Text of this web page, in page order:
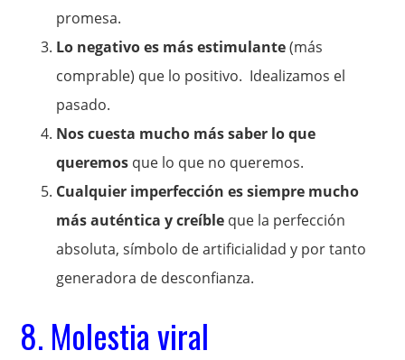
promesa.
Lo negativo es más estimulante(más
comprable) que lo positivo. Idealizamos el
pasado.
Nos cuesta mucho más saber lo que
queremos que lo que no queremos.
Cualquier imperfección es siempre mucho
más auténtica y creíble que la perfección
absoluta, símbolo de artificialidad y por tanto
generadora de desconfianza.
8. Molestia viral